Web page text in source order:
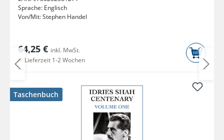
Sprache: Englisch
Von/Mit:Stephen Handel
64,25 € inkl. MwSt.
Lieferzeit 1-2 Wochen
Taschenbuch